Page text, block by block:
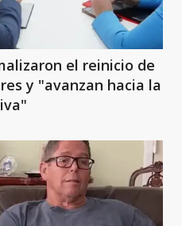
el reinicio de
y "avanzan hacia la